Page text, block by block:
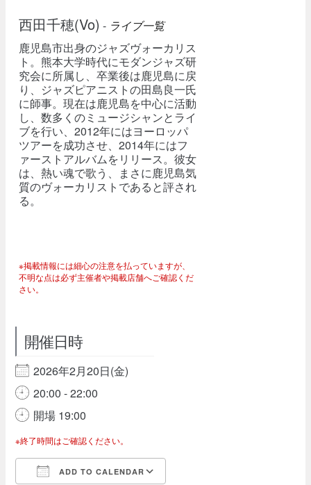
西田千穂(Vo) - ライブ一覧
鹿児島市出身のジャズヴォーカリス
ト。熊本大学時代にモダンジャズ研
究会に所属し、卒業後は鹿児島に戻
り、ジャズピアニストの田島良一氏
に師事。現在は鹿児島を中心に活動
し、数多くのミュージシャンとライ
ブを行い、2012年にはヨーロッパ
ツアーを成功させ、2014年にはフ
ァーストアルバムをリリース。彼女
は、熱い魂で歌う、まさに鹿児島気
質のヴォーカリストであると評され
る。
※掲載情報には細心の注意を払っていますが、
不明な点は必ず主催者や掲載店舗へご確認くだ
さい。
開催日時
2026年2月20日(金)
20:00 - 22:00
開場 19:00
※終了時間はご確認ください。
ADD TO CALENDAR